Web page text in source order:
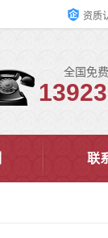
资质
全国免
联